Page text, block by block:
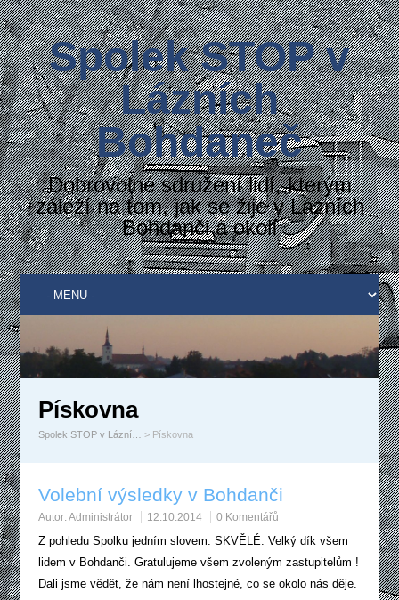
Spolek STOP v
Lázních
Bohdaneč
Dobrovolné sdružení lidí, kterým
záleží na tom, jak se žije v Lázních
Bohdanči a okolí
Pískovna
Spolek STOP v Lázní… > Pískovna
Volební výsledky v Bohdanči
Autor:Administrátor 12.10.2014 0 Komentářů
Z pohledu Spolku jedním slovem: SKVĚLÉ. Velký dík všem
lidem v Bohdanči. Gratulujeme všem zvoleným zastupitelům !
Dali jsme vědět, že nám není lhostejné, co se okolo nás děje.